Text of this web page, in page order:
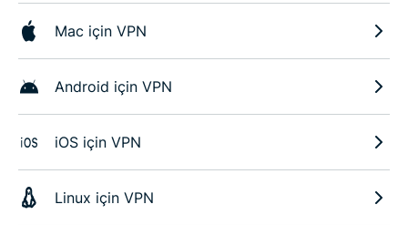
Mac için VPN
Android için VPN
iOS için VPN
Linux için VPN